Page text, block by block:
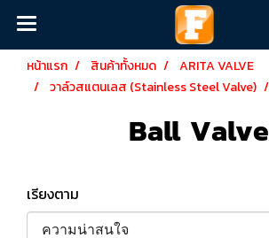
หน้าแรก สินค้าทั้งหมด
ARITA VALVE
วาล์วสแตนเลส (Stainless Steel Valve)
Ball Valve
เรียงตาม